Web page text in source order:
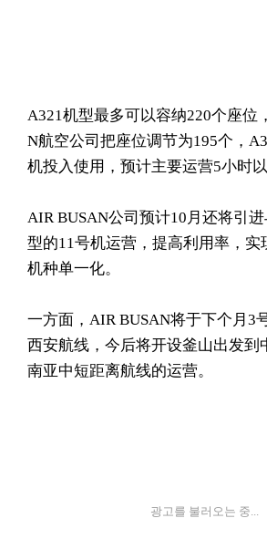
A321机型最多可以容纳220个座位
N航空公司把座位调节为195个，
机投入使用，预计主要运营5小时以
AIR BUSAN公司预计10月还将引
型的11号机运营，提高利用率，实
机种单一化。
一方面，AIR BUSAN将于下个月3
西安航线，今后将开设釜山出发到
南亚中短距离航线的运营。
광고를 불러오는 중...